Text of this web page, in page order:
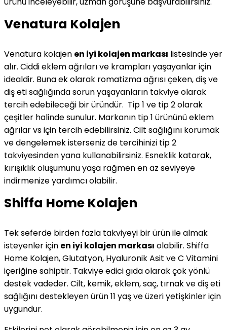
Venatura Kolajen
Venatura kolajen en iyi kolajen markası listesinde yer
alır. Ciddi eklem ağrıları ve krampları yaşayanlar için
idealdir. Buna ek olarak romatizma ağrısı çeken, diş ve
diş eti sağlığında sorun yaşayanların takviye olarak
tercih edebileceği bir üründür. Tip 1 ve tip 2 olarak
çeşitler halinde sunulur. Markanın tip 1 ürününü eklem
ağrılar vs için tercih edebilirsiniz. Cilt sağlığını korumak
ve dengelemek isterseniz de tercihinizi tip 2
takviyesinden yana kullanabilirsiniz. Esneklik katarak,
kırışıklık oluşumunu yaşa rağmen en az seviyeye
indirmenize yardımcı olabilir.
Shiffa Home Kolajen
Tek seferde birden fazla takviyeyi bir ürün ile almak
isteyenler için en iyi kolajen markası olabilir. Shiffa
Home Kolajen, Glutatyon, Hyaluronik Asit ve C Vitamini
içeriğine sahiptir. Takviye edici gıda olarak çok yönlü
destek vadeder. Cilt, kemik, eklem, saç, tırnak ve diş eti
sağlığını destekleyen ürün 11 yaş ve üzeri yetişkinler için
uygundur.